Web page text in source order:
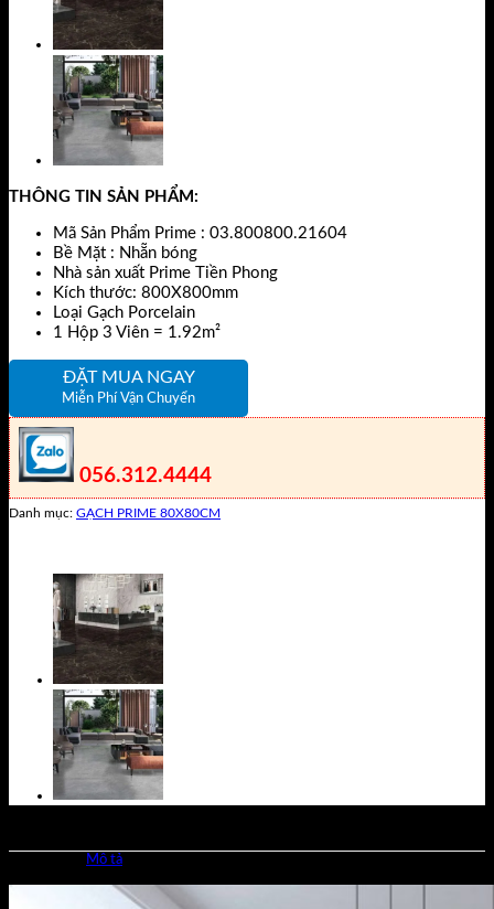
THÔNG TIN SẢN PHẨM:
Mã Sản Phẩm Prime : 03.800800.21604
Bề Mặt : Nhẵn bóng
Nhà sản xuất Prime Tiền Phong
Kích thước: 800X800mm
Loại Gạch Porcelain
1 Hộp 3 Viên = 1.92m²
ĐẶT MUA NGAY
Miễn Phí Vận Chuyển
056.312.4444
Danh mục: GẠCH PRIME 80X80CM
Mô tả